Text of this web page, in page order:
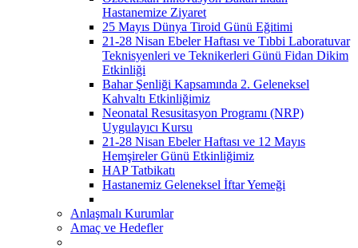
Hastanemize Ziyaret
25 Mayıs Dünya Tiroid Günü Eğitimi
21-28 Nisan Ebeler Haftası ve Tıbbi Laboratuvar
Teknisyenleri ve Teknikerleri Günü Fidan Dikim
Etkinliği
Bahar Şenliği Kapsamında 2. Geleneksel
Kahvaltı Etkinliğimiz
Neonatal Resusitasyon Programı (NRP)
Uygulayıcı Kursu
21-28 Nisan Ebeler Haftası ve 12 Mayıs
Hemşireler Günü Etkinliğimiz
HAP Tatbikatı
Hastanemiz Geleneksel İftar Yemeği
Anlaşmalı Kurumlar
Amaç ve Hedefler